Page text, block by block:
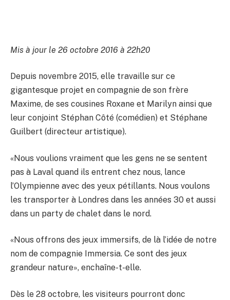
Mis à jour le 26 octobre 2016 à 22h20
Depuis novembre 2015, elle travaille sur ce
gigantesque projet en compagnie de son frère
Maxime, de ses cousines Roxane et Marilyn ainsi que
leur conjoint Stéphan Côté (comédien) et Stéphane
Guilbert (directeur artistique).
«Nous voulions vraiment que les gens ne se sentent
pas à Laval quand ils entrent chez nous, lance
l’Olympienne avec des yeux pétillants. Nous voulons
les transporter à Londres dans les années 30 et aussi
dans un party de chalet dans le nord.
«Nous offrons des jeux immersifs, de là l’idée de notre
nom de compagnie Immersia. Ce sont des jeux
grandeur nature», enchaîne-t-elle.
Dès le 28 octobre, les visiteurs pourront donc